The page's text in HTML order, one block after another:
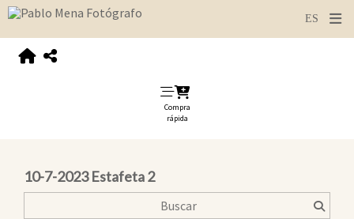
Compra
rápida
10-7-2023 Estafeta 2